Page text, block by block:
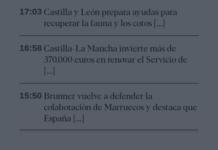
17:03 Castilla y León prepara ayudas para
recuperar la fauna y los cotos [...]
16:58 Castilla-La Mancha invierte más de
370.000 euros en renovar el Servicio de
[...]
15:50 Brunner vuelve a defender la
colaboración de Marruecos y destaca que
España [...]